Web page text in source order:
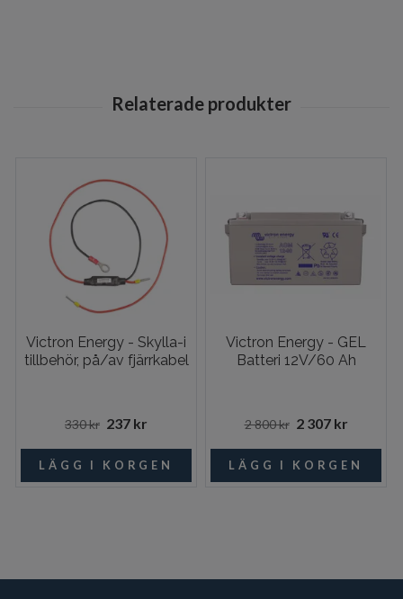
Victron Energy - Skylla-i
tillbehör, på/av fjärrkabel
330 kr 237 kr
Victron Energy - GEL
Batteri 12V/60 Ah
2 800 kr 2 307 kr